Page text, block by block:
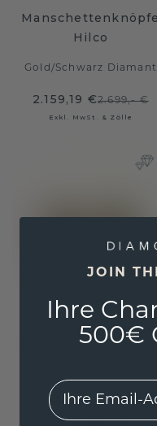
Manschettenknöpfe
Hilco
Gold /Schwarz Diamant
2.159,19 €2.699,- €
Exkl. MwSt. & Zölle
Gold/ Schwarz Diamant
JOIN
Ihre
500€
EMail